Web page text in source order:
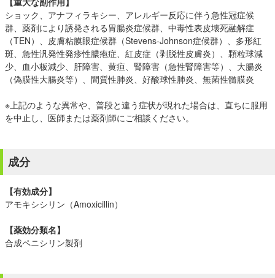
ショック、アナフィラキシー、アレルギー反応に伴う急性冠症候
群、薬剤により誘発される胃腸炎症候群、中毒性表皮壊死融解症
（TEN）、皮膚粘膜眼症候群（Stevens-Johnson症候群）、多形紅
斑、急性汎発性発疹性膿疱症、紅皮症（剥脱性皮膚炎）、顆粒球減
少、血小板減少、肝障害、黄疸、腎障害（急性腎障害等）、大腸炎
（偽膜性大腸炎等）、間質性肺炎、好酸球性肺炎、無菌性髄膜炎
※上記のような異常や、普段と違う症状が現れた場合は、直ちに服用
を中止し、医師または薬剤師にご相談ください。
成分
【有効成分】
アモキシシリン（Amoxicillin）
【薬効分類名】
合成ペニシリン製剤